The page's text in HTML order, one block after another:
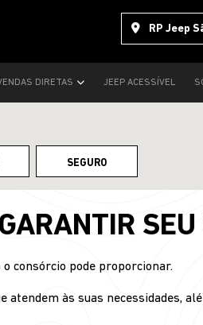
RP Jeep
DIRETAS JEEP ACESSÍVEL
SEGURO
consórcio pode proporcionar.
atendem às suas necessidades,